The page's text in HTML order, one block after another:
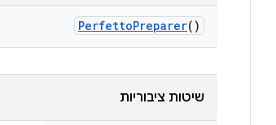
PerfettoPreparer()
שיטות ציבוריות